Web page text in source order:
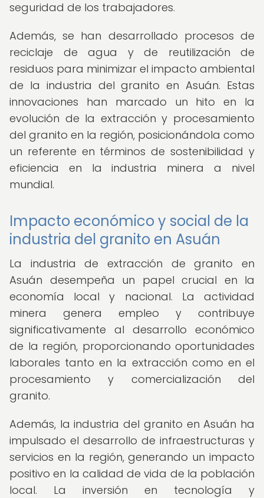
seguridad de los trabajadores.
Además, se han desarrollado procesos de
reciclaje de agua y de reutilización de
residuos para minimizar el impacto ambiental
de la industria del granito en Asuán. Estas
innovaciones han marcado un hito en la
evolución de la extracción y procesamiento
del granito en la región, posicionándola como
un referente en términos de sostenibilidad y
eficiencia en la industria minera a nivel
mundial.
Impacto económico y social de la
industria del granito en Asuán
La industria de extracción de granito en
Asuán desempeña un papel crucial en la
economía local y nacional. La actividad
minera genera empleo y contribuye
significativamente al desarrollo económico
de la región, proporcionando oportunidades
laborales tanto en la extracción como en el
procesamiento y comercialización del
granito.
Además, la industria del granito en Asuán ha
impulsado el desarrollo de infraestructuras y
servicios en la región, generando un impacto
positivo en la calidad de vida de la población
local. La inversión en tecnología y